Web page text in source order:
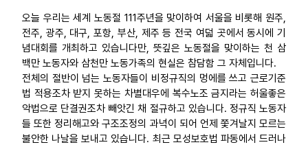
오늘 우리는 세계 노동절 111주년을 맞이하여 서울을 비롯해 원주,
전주, 광주, 대구, 포항, 부산, 제주 등 전국 여덟 곳에서 동시에 기
념대회를 개최하고 있습니다만, 뜻깊은 노동절을 맞이하는 천 삼
백만 노동자와 삼천만 노동가족의 현실은 참담함 그 자체입니다.
전체의 절반이 넘는 노동자들이 비정규직의 멍에를 쓰고 근로기준
법 적용조차 받지 못하는 차별대우에 복수노조 금지라는 허울좋은
악법으로 단결권조차 빼앗긴 채 절규하고 있습니다. 정규직 노동자
들 또한 정리해고와 구조조정의 과녁이 되어 언제 쫓겨날지 모르는
불안한 나날을 보내고 있습니다. 최근 모성보호법 파동에서 드러나